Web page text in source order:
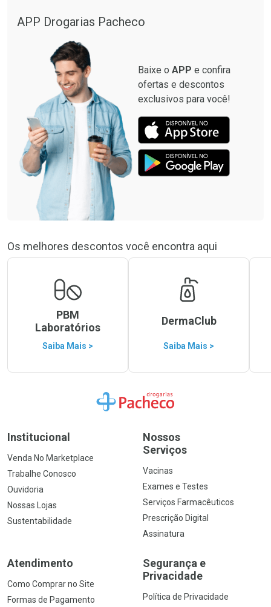
APP Drogarias Pacheco
Baixe o APP e confira
ofertas e descontos
exclusivos para você!
Os melhores descontos você encontra aqui
PBM
Laboratórios
Saiba Mais >
DermaClub
Saiba Mais >
Ir para a Home
Institucional
Venda No Marketplace
Trabalhe Conosco
Ouvidoria
Nossas Lojas
Sustentabilidade
Nossos
Serviços
Vacinas
Exames e Testes
Serviços Farmacêuticos
Prescrição Digital
Assinatura
Atendimento
Como Comprar no Site
Formas de Pagamento
Segurança e
Privacidade
Política de Privacidade